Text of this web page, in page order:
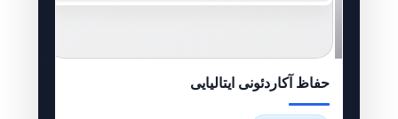
حفاظ آکاردئونی ایتالیایی